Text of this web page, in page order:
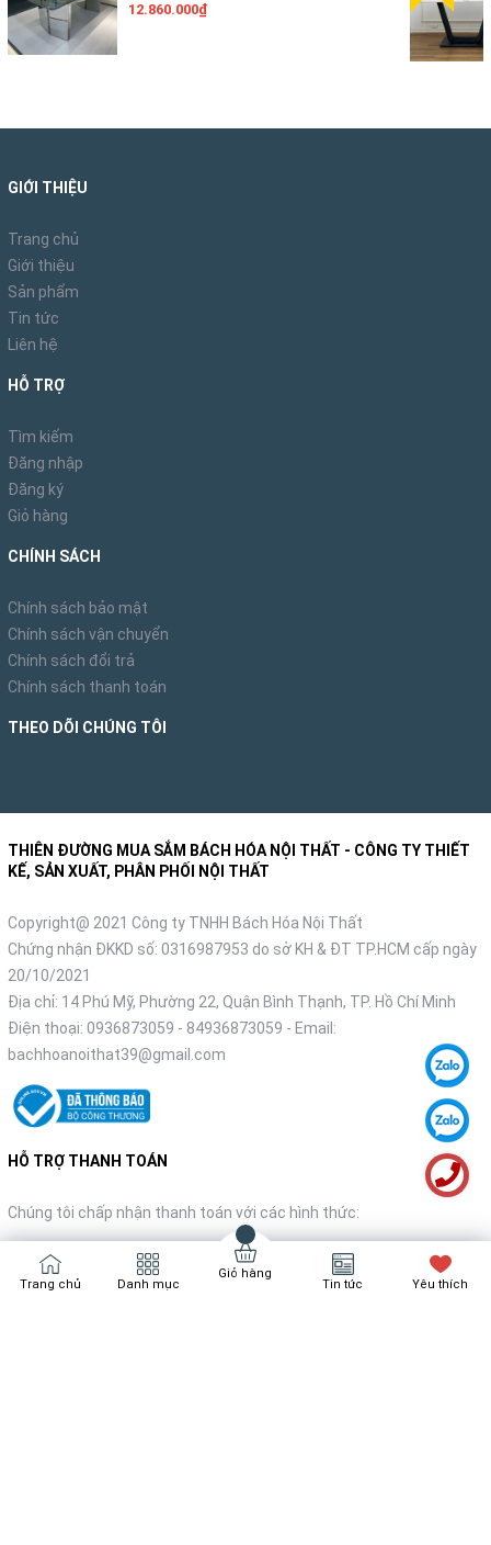
12.860.000₫
GIỚI THIỆU
Trang chủ
Giới thiệu
Sản phẩm
Tin tức
Liên hệ
HỖ TRỢ
Tìm kiếm
Đăng nhập
Đăng ký
Giỏ hàng
CHÍNH SÁCH
Chính sách bảo mật
Chính sách vận chuyển
Chính sách đổi trả
Chính sách thanh toán
THEO DÕI CHÚNG TÔI
THIÊN ĐƯỜNG MUA SẮM BÁCH HÓA NỘI THẤT - CÔNG TY THIẾT
KẾ, SẢN XUẤT, PHÂN PHỐI NỘI THẤT
Copyright@ 2021 Công ty TNHH Bách Hóa Nội Thất
Chứng nhận ĐKKD số: 0316987953 do sở KH & ĐT TP.HCM cấp ngày
20/10/2021
Địa chỉ: 14 Phú Mỹ, Phường 22, Quận Bình Thạnh, TP. Hồ Chí Minh
Điện thoại: 0936873059 - 84936873059 - Email:
bachhoanoithat39@gmail.com
HỖ TRỢ THANH TOÁN
Chúng tôi chấp nhận thanh toán với các hình thức:
Trang chủ Danh mục
Giỏ hàng
Tin tức Yêu thích